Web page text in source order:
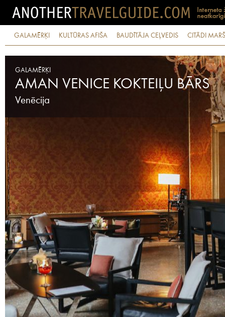
GALAMĒRĶI KULTŪRAS AFIŠA BAUDĪTĀJA CEĻVEDIS CITĀDI
GALAMĒRĶI
AMAN VENICE KOKTEIĻU BĀRS
Venēcija